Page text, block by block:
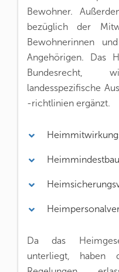
Bewohner.
bezüglich der
Bewohnerinnen
Angehörigen. Das
Bundesrecht,
landesspezifische
-richtlinien ergänzt.
Da das
unterliegt, haben